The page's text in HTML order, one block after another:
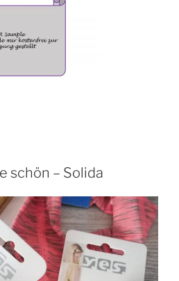
schön – Solida